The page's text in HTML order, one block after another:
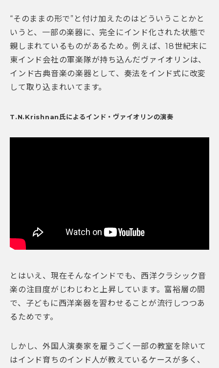
“そのままの形で”と付け加えたのはどういうことかと
いうと、一部の楽器に、完全にインド化された状態で
親しまれているものがあるため。例えば、18世紀末に
東インド会社の軍楽隊が持ち込んだヴァイオリンは、
インド古典音楽の楽器として、奏法をインド式に改変
して取り込まれいてます。
T.N.Krishnan氏によるインド・ヴァイオリンの演奏
とはいえ、現在そんなインドでも、西洋クラシック音
楽の注目度がじわじわと上昇しています。富裕層の間
で、子どもに西洋楽器を習わせることが流行しつつあ
るためです。
しかし、外国人演奏家を雇うごく一部の教室を除いて
はインド育ちのインド人が教えているケースが多く、